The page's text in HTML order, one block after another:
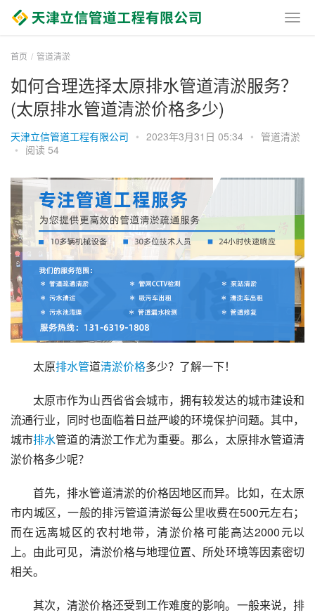
首页 管道清淤
如何合理选择太原排水管道清淤服务？
(太原排水管道清淤价格多少)
天津立信管道工程有限公司 • 2023年3月31日 05:34 • 管道清淤
• 阅读 54
太原排水管道清淤价格多少？了解一下！
太原市作为山西省省会城市，拥有较发达的城市建设和
流通行业，同时也面临着日益严峻的环境保护问题。其中，
城市排水管道的清淤工作尤为重要。那么，太原排水管道清
淤价格多少呢？
首先，排水管道清淤的价格因地区而异。比如，在太原
市内城区，一般的排污管道清淤每公里收费在500元左右；
而在远离城区的农村地带，清淤价格可能高达2000元以
上。由此可见，清淤价格与地理位置、所处环境等因素密切
相关。
其次，清淤价格还受到工作难度的影响。一般来说，排